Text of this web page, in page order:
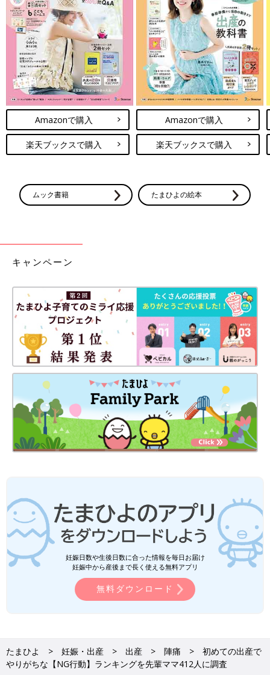
Amazonで購入
楽天ブックスで購入
Amazonで購入
楽天ブックスで購入
ムック書籍 たまひよの絵本
キャンペーン
妊娠日数や生後日数に合った情報を毎日お届け
妊娠中から産後まで長く使える無料アプリ
無料ダウンロード
たまひよ 妊娠・出産 出産 陣痛
初めての出産で
やりがちな【NG行動】ランキングを先輩ママ412人に調査